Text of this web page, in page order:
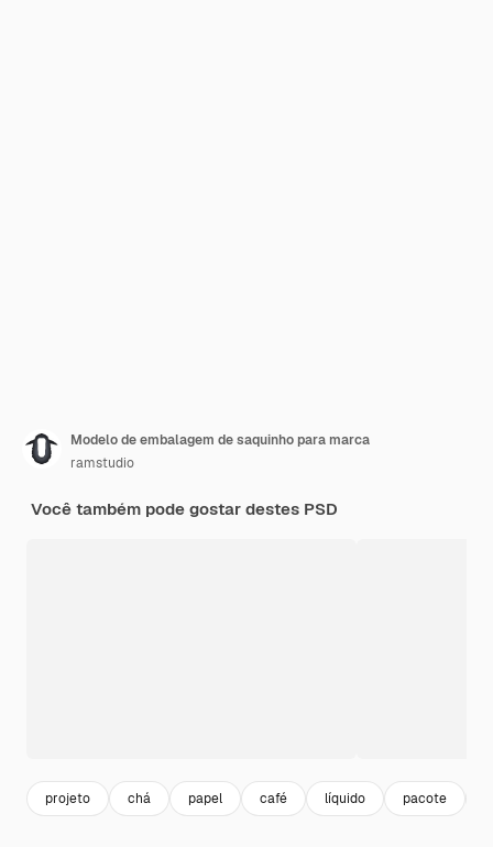
Modelo de embalagem de saquinho para marca
ramstudio
Você também pode gostar destes PSD
projeto chá papel café líquido pacote